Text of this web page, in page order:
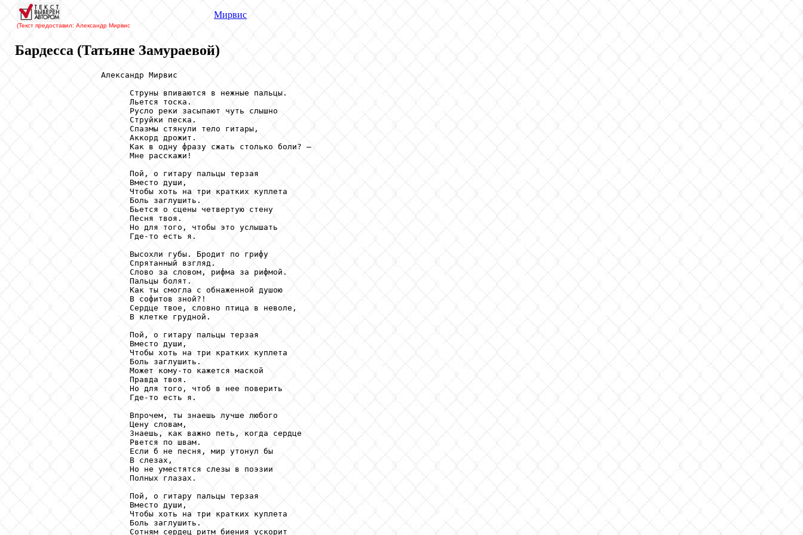
(Текст предоставил: Александр Мирвис
Мирвис
Бардесса (Татьяне Замураевой)
                  Александр Мирвис
                        Струны впиваются в нежные пальцы.
                        Льется тоска.
                        Русло реки засыпают чуть слышно
                        Струйки песка.
                        Спазмы стянули тело гитары,
                        Аккорд дрожит.
                        Как в одну фразу сжать столько боли? –
                        Мне расскажи!
                        Пой, о гитару пальцы терзая
                        Вместо души,
                        Чтобы хоть на три кратких куплета
                        Боль заглушить.
                        Бьется о сцены четвертую стену
                        Песня твоя.
                        Но для того, чтобы это услышать
                        Где-то есть я.
                        Высохли губы. Бродит по грифу
                        Спрятанный взгляд.
                        Слово за словом, рифма за рифмой.
                        Пальцы болят.
                        Как ты смогла с обнаженной душою
                        В софитов зной?!
                        Сердце твое, словно птица в неволе,
                        В клетке грудной.
                        Пой, о гитару пальцы терзая
                        Вместо души,
                        Чтобы хоть на три кратких куплета
                        Боль заглушить.
                        Может кому-то кажется маской
                        Правда твоя.
                        Но для того, чтоб в нее поверить
                        Где-то есть я.
                        Впрочем, ты знаешь лучше любого
                        Цену словам,
                        Знаешь, как важно петь, когда сердце
                        Рвется по швам.
                        Если б не песня, мир утонул бы
                        В слезах,
                        Но не уместятся слезы в поэзии
                        Полных глазах.
                        Пой, о гитару пальцы терзая
                        Вместо души,
                        Чтобы хоть на три кратких куплета
                        Боль заглушить.
                        Сотням сердец ритм биения ускорит